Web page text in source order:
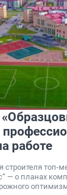
работе
строителя топ-
— о планах